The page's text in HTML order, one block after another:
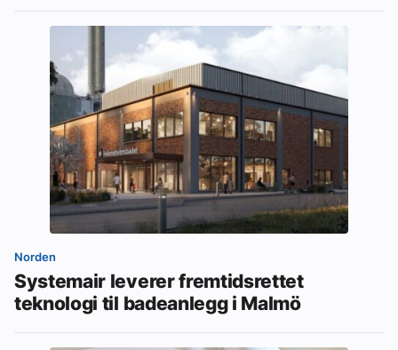
Norden
Systemair leverer fremtidsrettet
teknologi til badeanlegg i Malmö